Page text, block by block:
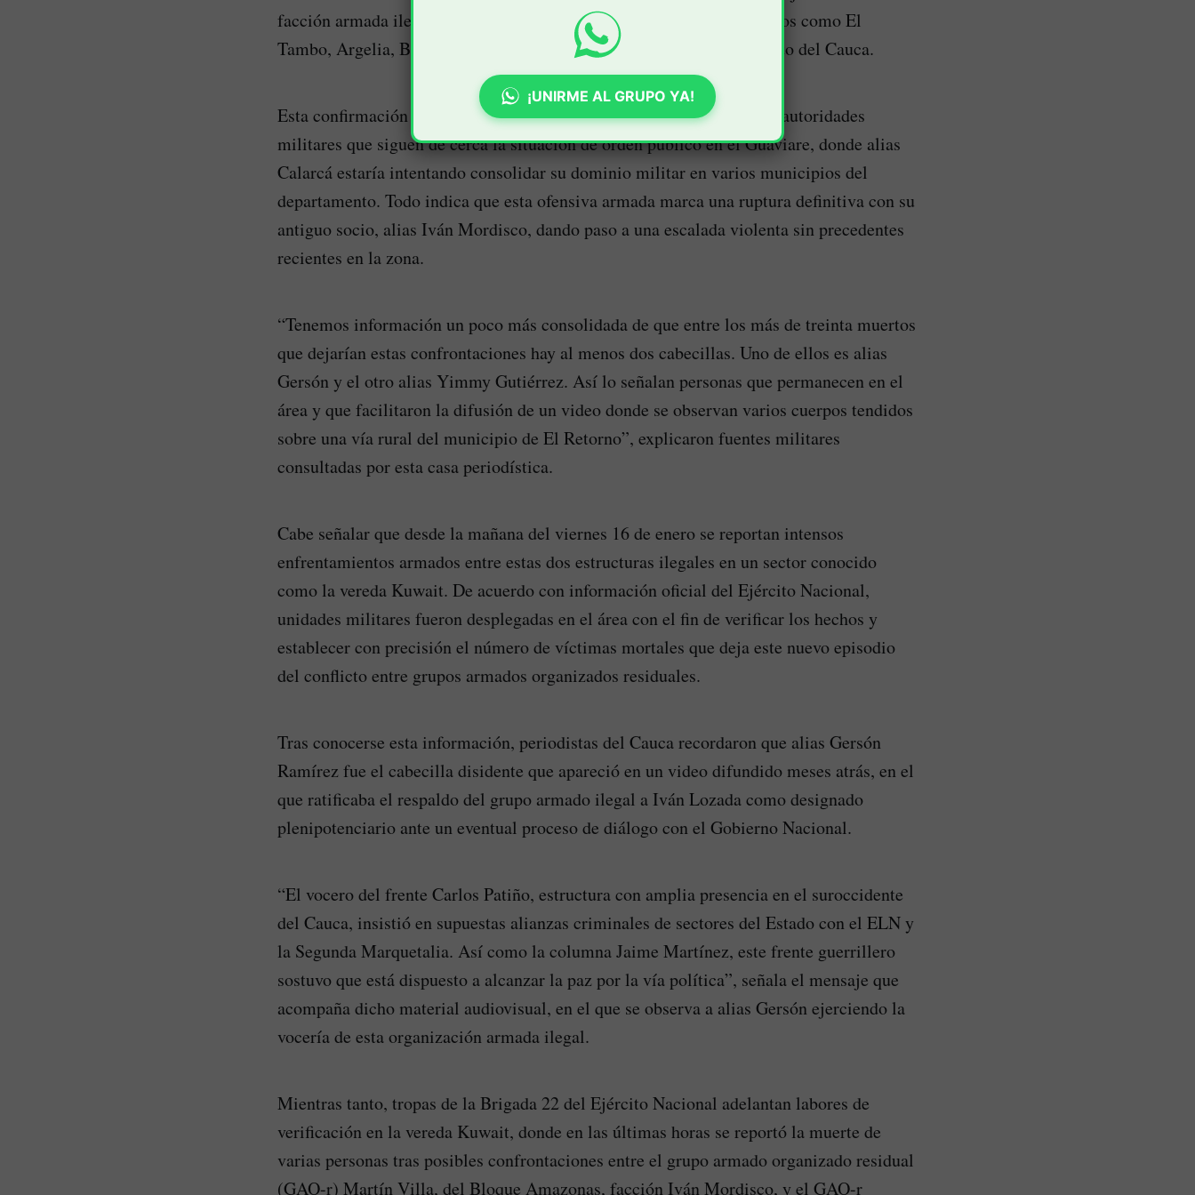
facción armada ilegal, que mantiene una fuerte presencia en municipios como El
Tambo, Argelia, Balboa y El Patía, en el suroccidente del departamento del Cauca.
Esta confirmación se conoció a partir de los reportes que manejan las autoridades
militares que siguen de cerca la situación de orden público en el Guaviare, donde alias
Calarcá estaría intentando consolidar su dominio militar en varios municipios del
departamento. Todo indica que esta ofensiva armada marca una ruptura definitiva con su
antiguo socio, alias Iván Mordisco, dando paso a una escalada violenta sin precedentes
recientes en la zona.
“Tenemos información un poco más consolidada de que entre los más de treinta muertos
que dejarían estas confrontaciones hay al menos dos cabecillas. Uno de ellos es alias
Gersón y el otro alias Yimmy Gutiérrez. Así lo señalan personas que permanecen en el
área y que facilitaron la difusión de un video donde se observan varios cuerpos tendidos
sobre una vía rural del municipio de El Retorno”, explicaron fuentes militares
consultadas por esta casa periodística.
Cabe señalar que desde la mañana del viernes 16 de enero se reportan intensos
enfrentamientos armados entre estas dos estructuras ilegales en un sector conocido
como la vereda Kuwait. De acuerdo con información oficial del Ejército Nacional,
unidades militares fueron desplegadas en el área con el fin de verificar los hechos y
establecer con precisión el número de víctimas mortales que deja este nuevo episodio
del conflicto entre grupos armados organizados residuales.
Tras conocerse esta información, periodistas del Cauca recordaron que alias Gersón
Ramírez fue el cabecilla disidente que apareció en un video difundido meses atrás, en el
que ratificaba el respaldo del grupo armado ilegal a Iván Lozada como designado
plenipotenciario ante un eventual proceso de diálogo con el Gobierno Nacional.
“El vocero del frente Carlos Patiño, estructura con amplia presencia en el suroccidente
del Cauca, insistió en supuestas alianzas criminales de sectores del Estado con el ELN y
la Segunda Marquetalia. Así como la columna Jaime Martínez, este frente guerrillero
sostuvo que está dispuesto a alcanzar la paz por la vía política”, señala el mensaje que
acompaña dicho material audiovisual, en el que se observa a alias Gersón ejerciendo la
vocería de esta organización armada ilegal.
Mientras tanto, tropas de la Brigada 22 del Ejército Nacional adelantan labores de
verificación en la vereda Kuwait, donde en las últimas horas se reportó la muerte de
varias personas tras posibles confrontaciones entre el grupo armado organizado residual
(GAO-r) Martín Villa, del Bloque Amazonas, facción Iván Mordisco, y el GAO-r
¡UNIRME AL GRUPO YA!